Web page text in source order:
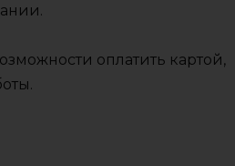
оплатить картой,